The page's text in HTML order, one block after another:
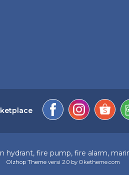
hydrant, fire pump, fire alarm,
Olzhop Themeversi 2.0 by Oketheme.com